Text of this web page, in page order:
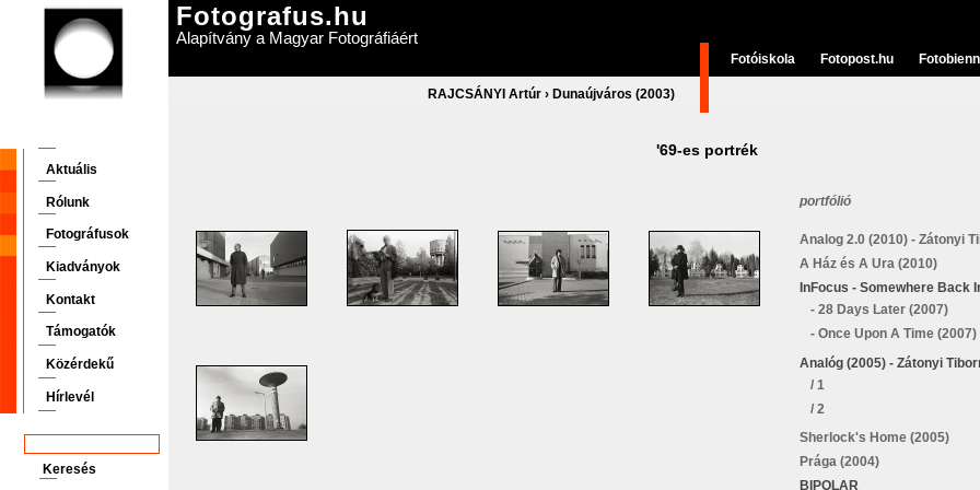
Fotografus.hu
Alapítvány a Magyar Fotográfiáért
RAJCSÁNYI Artúr › Dunaújváros (2003)
Fotóiskola Fotopost.hu
Aktuális
Rólunk
Fotográfusok
Kiadványok
Kontakt
Támogatók
Közérdekű
Hírlevél
'69-es portrék
portfólió
Analog 2.0 (2010) - Zátonyi
A Ház és A Ura (2010)
InFocus - Somewhere Back
- 28 Days Later (2007)
- Once Upon A Time (2007)
Analóg (2005) - Zátonyi
/ 1
/ 2
Sherlock's Home (2005)
Prága (2004)
BIPOLAR